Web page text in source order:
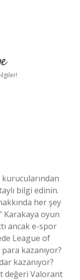
bilgi edinin.
her şey
Karakaya oyun
ancak e-spor
League of
kazanıyor?
kazanıyor?
değeri Valorant